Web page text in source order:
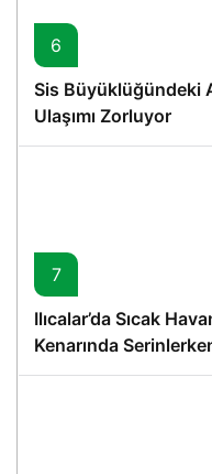
6
Sis Büyüklüğündeki
Ulaşımı Zorluyor
7
Ilıcalar’da Sıcak
Kenarında